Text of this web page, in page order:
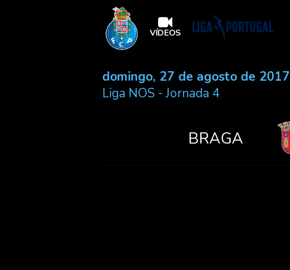
VÍDEOS
domingo, 27 de agosto de 2017
Liga NOS - Jornada 4
BRAGA